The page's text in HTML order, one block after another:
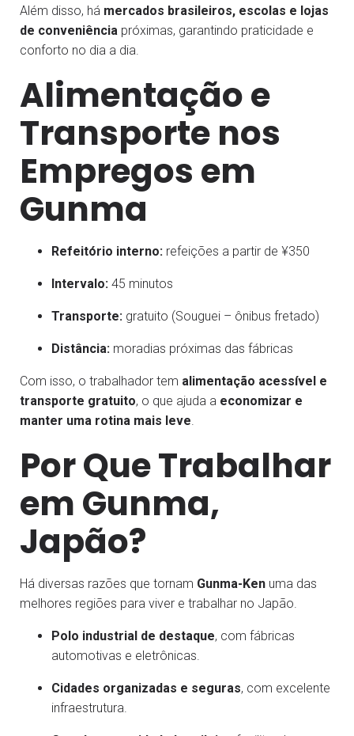
Além disso, há mercados brasileiros, escolas e lojas
de conveniência próximas, garantindo praticidade e
conforto no dia a dia.
Alimentação e
Transporte nos
Empregos em
Gunma
Refeitório interno: refeições a partir de ¥350
Intervalo: 45 minutos
Transporte: gratuito (Souguei – ônibus fretado)
Distância: moradias próximas das fábricas
Com isso, o trabalhador tem alimentação acessível e
transporte gratuito, o que ajuda a economizar e
manter uma rotina mais leve.
Por Que Trabalhar
em Gunma,
Japão?
Há diversas razões que tornam Gunma-Ken uma das
melhores regiões para viver e trabalhar no Japão.
Polo industrial de destaque, com fábricas
automotivas e eletrônicas.
Cidades organizadas e seguras, com excelente
infraestrutura.